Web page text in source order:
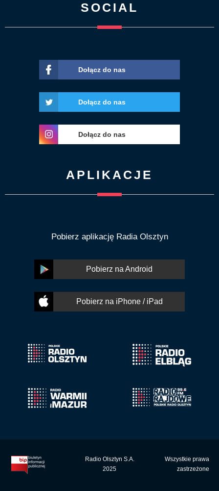
SOCIAL
Dołącz do nas
Dołącz do nas
Dołącz do nas
APLIKACJE
Pobierz aplikację Radia Olsztyn
Pobierz na Android
Pobierz na iPhone / iPad
Radio Olsztyn S.A.
2025
Wszystkie prawa
zastrzeżone